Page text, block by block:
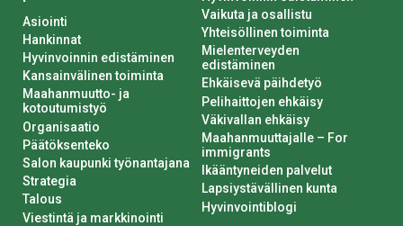
Asiointi
Hankinnat
Hyvinvoinnin edistäminen
Kansainvälinen toiminta
Maahanmuutto- ja
kotoutumistyö
Organisaatio
Päätöksenteko
Salon kaupunki työnantajana
Strategia
Talous
Viestintä ja markkinointi
Vaikuta ja osallistu
Yhteisöllinen toiminta
Mielenterveyden
edistäminen
Ehkäisevä päihdetyö
Pelihaittojen ehkäisy
Väkivallan ehkäisy
Maahanmuuttajalle – For
immigrants
Ikääntyneiden palvelut
Lapsiystävällinen kunta
Hyvinvointiblogi